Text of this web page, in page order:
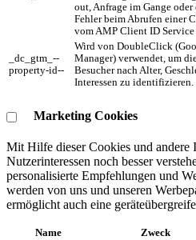
out, Anfrage im Gange oder
Fehler beim Abrufen einer
vom AMP Client ID Service
_dc_gtm_--
property-id--
Wird von DoubleClick
Manager) verwendet, um
Besucher nach Alter,
Interessen zu identifizieren.
Marketing Cookies
Mit Hilfe dieser Cookies und
Nutzerinteressen noch besser
personalisierte Empfehlungen und
werden von uns und unseren
ermöglicht auch eine
Name Zweck